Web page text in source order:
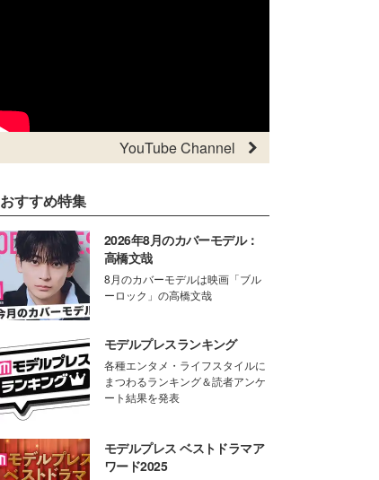
YouTube Channel
おすすめ特集
2026年8月のカバーモデル：
高橋文哉
8月のカバーモデルは映画「ブル
ーロック」の高橋文哉
モデルプレスランキング
各種エンタメ・ライフスタイルに
まつわるランキング＆読者アンケ
ート結果を発表
モデルプレス ベストドラマア
ワード2025